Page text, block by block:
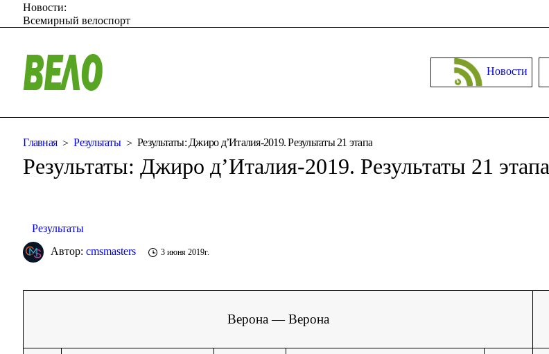
Новости:
Всемирный велоспорт
Новости
Главная Результаты Результаты: Джиро д’Италия-2019. Результаты 21 этапа
Результаты: Джиро д’Италия-2019. Результаты 21 этапа
Результаты
Автор:cmsmasters 3 июня 2019г.
Верона — Верона